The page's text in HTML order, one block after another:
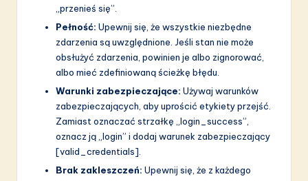
„przenieś się”.
Pełność: Upewnij się, że wszystkie niezbędne
zdarzenia są uwzględnione. Jeśli stan nie może
obsłużyć zdarzenia, powinien je albo zignorować,
albo mieć zdefiniowaną ścieżkę błędu.
Warunki zabezpieczające: Używaj warunków
zabezpieczających, aby uprościć etykiety przejść.
Zamiast oznaczać strzałkę „login_success”,
oznacz ją „login” i dodaj warunek zabezpieczający
[valid_credentials].
Brak zakleszczeń: Upewnij się, że z każdego